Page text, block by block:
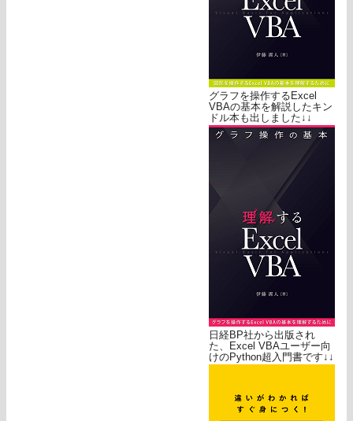
グラフを操作するExcel
VBAの基本を解説したキン
ドル本も出しました↓↓
日経BP社から出版され
た、Excel VBAユーザー向
けのPython超入門書です↓↓